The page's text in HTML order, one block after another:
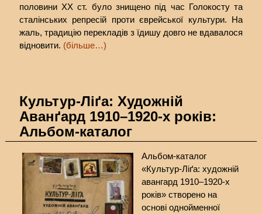
половини XX ст. було знищено під час Голокосту та
сталінських репресій проти єврейської культури. На
жаль, традицію перекладів з їдишу довго не вдавалося
відновити. (більше…)
Культур-Ліґа: Художній
Аванґард 1910–1920-х років:
Альбом-каталог
Альбом-каталог
«Культур-Ліґа: художній
авангард 1910–1920-х
років» створено на
основі однойменної